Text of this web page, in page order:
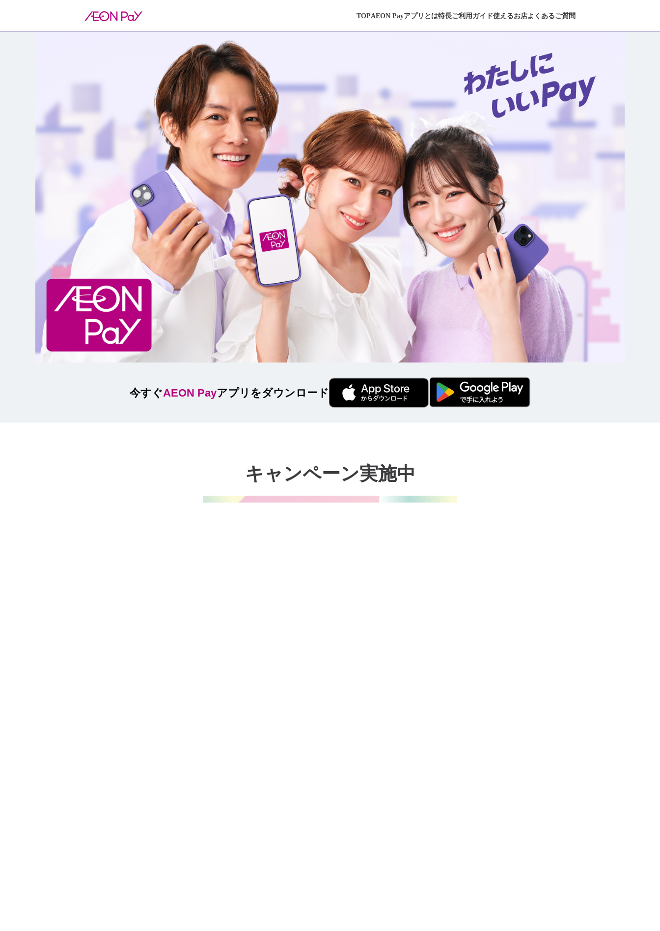
TOPAEON Payアプリとは特長ご利用ガイド使えるお店よくあるご質問
今すぐAEON Payアプリをダウンロード
キャンペーン実施中